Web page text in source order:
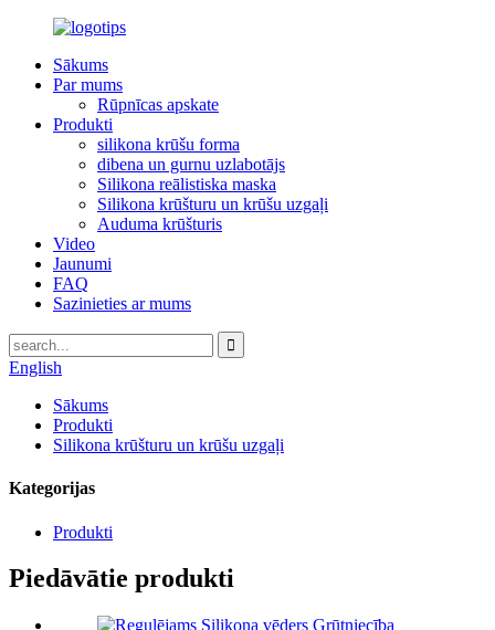
Sākums
Par mums
Rūpnīcas apskate
Produkti
silikona krūšu forma
dibena un gurnu uzlabotājs
Silikona reālistiska maska
Silikona krūšturu un krūšu uzgaļi
Auduma krūšturis
Video
Jaunumi
FAQ
Sazinieties ar mums
English
Sākums
Produkti
Silikona krūšturu un krūšu uzgaļi
Kategorijas
Produkti
Piedāvātie produkti